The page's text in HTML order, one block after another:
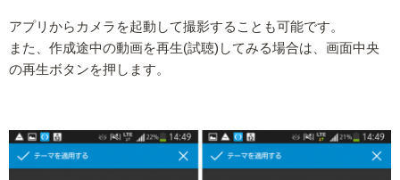
アプリからカメラを起動して撮影することも可能です。
また、作成途中の動画を再生(試聴)してみる場合は、画面中央
の再生ボタンを押します。